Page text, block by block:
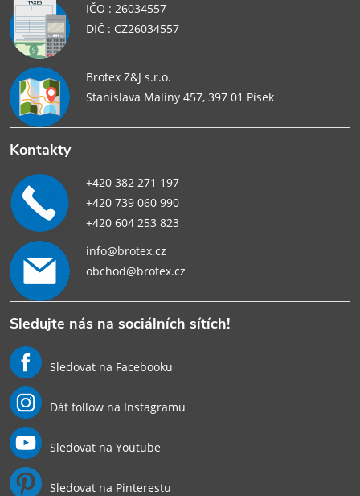
IČO : 26034557
DIČ : CZ26034557
Brotex Z&J s.r.o.
Stanislava Maliny 457, 397 01 Písek
Kontakty
+420 382 271 197
+420 739 060 990
+420 604 253 823
info@brotex.cz
obchod@brotex.cz
Sledujte nás na sociálních sítích!
Sledovat na Facebooku
Dát follow na Instagramu
Sledovat na Youtube
Sledovat na Pinterestu